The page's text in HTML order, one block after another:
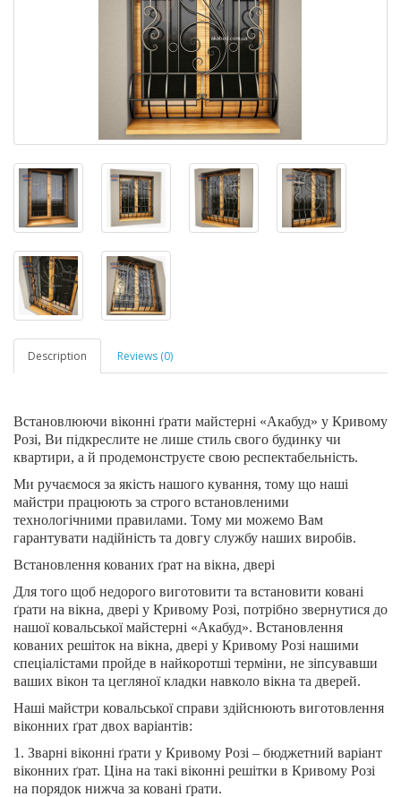
Description Reviews (0)
Встановлюючи віконні ґрати майстерні «Акабуд» у Кривому
Розі, Ви підкреслите не лише стиль свого будинку чи
квартири, а й продемонструєте свою респектабельність.
Ми ручаємося за якість нашого кування, тому що наші
майстри працюють за строго встановленими
технологічними правилами. Тому ми можемо Вам
гарантувати надійність та довгу службу наших виробів.
Встановлення кованих ґрат на вікна, двері
Для того щоб недорого виготовити та встановити ковані
ґрати на вікна, двері у Кривому Розі, потрібно звернутися до
нашої ковальської майстерні «Акабуд». Встановлення
кованих решіток на вікна, двері у Кривому Розі нашими
спеціалістами пройде в найкоротші терміни, не зіпсувавши
ваших вікон та цегляної кладки навколо вікна та дверей.
Наші майстри ковальської справи здійснюють виготовлення
віконних ґрат двох варіантів:
1. Зварні віконні ґрати у Кривому Розі – бюджетний варіант
віконних ґрат. Ціна на такі віконні решітки в Кривому Розі
на порядок нижча за ковані ґрати.